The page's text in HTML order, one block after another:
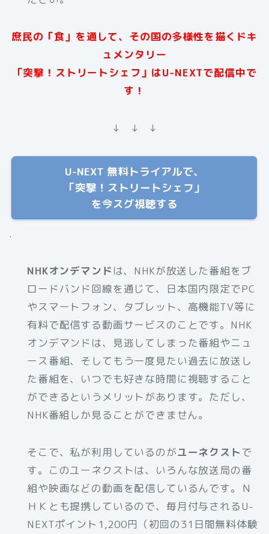
庶民の「食」を通して、その国の多様性を描くドキ
ュメンタリー
「突撃！ストリートシェフ」はU-NEXTで配信中で
す！
↓ ↓ ↓
U-NEXT 無料トライアルで、
「突撃！ストリートシェフ」
を今スグ視聴する
.
NHKオンデマンド は、NHKが放送した番組をブ
ロードバンド回線を通じて、日本国内限定でPC
やスマートフォン、タブレット、高機能TV等に
有料で配信する動画サービスのことです。NHK
オンデマンドは、見逃してしまった番組やニュ
ース番組、そしてもう一度見たい過去に放送し
た番組を、いつでも好きな時間に視聴すること
ができるというメリットがあります。ただし、
NHK番組しか見ることができません。
そこで、私が利用しているのがユーネクストで
す。このユーネクストは、いろんな放送局の番
組や映画などの動画を配信しているんです。Ｎ
ＨＫとも提携しているので、毎月付与されるU-
NEXTポイント1,200円（初回の31日間無料体験